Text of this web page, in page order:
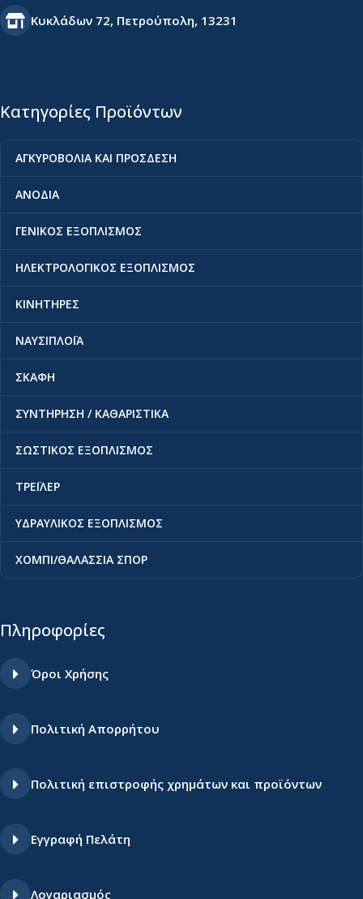
Κυκλάδων 72, Πετρούπολη, 13231
Κατηγορίες Προϊόντων
ΑΓΚΥΡΟΒΟΛΙΑ ΚΑΙ ΠΡΟΣΔΕΣΗ
ΑΝΟΔΙΑ
ΓΕΝΙΚΟΣ ΕΞΟΠΛΙΣΜΟΣ
ΗΛΕΚΤΡΟΛΟΓΙΚΟΣ ΕΞΟΠΛΙΣΜΟΣ
ΚΙΝΗΤΗΡΕΣ
ΝΑΥΣΙΠΛΟΪΑ
ΣΚΑΦΗ
ΣΥΝΤΗΡΗΣΗ / ΚΑΘΑΡΙΣΤΙΚΑ
ΣΩΣΤΙΚΟΣ ΕΞΟΠΛΙΣΜΟΣ
ΤΡΕΪΛΕΡ
ΥΔΡΑΥΛΙΚΟΣ ΕΞΟΠΛΙΣΜΟΣ
ΧΟΜΠΙ/ΘΑΛΑΣΣΙΑ ΣΠΟΡ
Πληροφορίες
Όροι Χρήσης
Πολιτική Απορρήτου
Πολιτική επιστροφής χρημάτων και προϊόντων
Εγγραφή Πελάτη
Λογαριασμός